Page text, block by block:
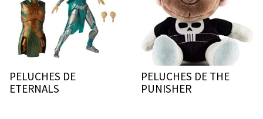
PELUCHES DE
ETERNALS
PELUCHES DE THE
PUNISHER